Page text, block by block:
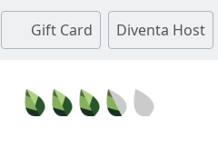
Gift Card Diventa Host